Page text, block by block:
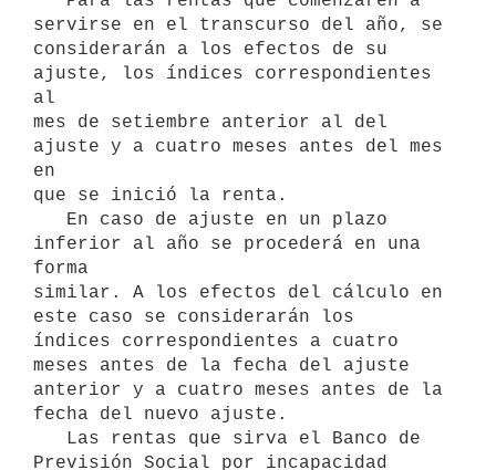
servirse en el transcurso del año, se
considerarán a los efectos de su
ajuste, los índices correspondientes
al
mes de setiembre anterior al del
ajuste y a cuatro meses antes del mes
en
que se inició la renta.
inferior al año se procederá en una
forma
similar. A los efectos del cálculo en
este caso se considerarán los
índices correspondientes a cuatro
meses antes de la fecha del ajuste
anterior y a cuatro meses antes de la
fecha del nuevo ajuste.
Previsión Social por incapacidad